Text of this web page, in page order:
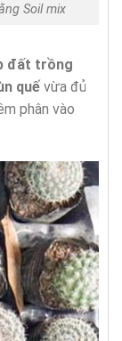
Soil mix
đất trồng
quế vừa đủ
phân vào